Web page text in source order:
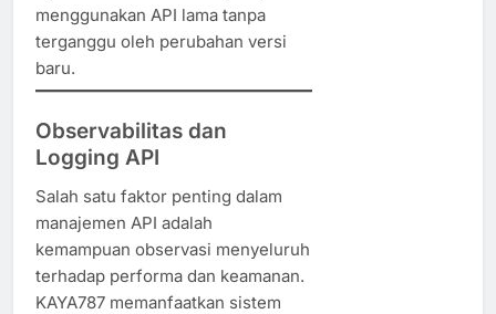
menggunakan API lama tanpa
terganggu oleh perubahan versi
baru.
Observabilitas dan
Logging API
Salah satu faktor penting dalam
manajemen API adalah
kemampuan observasi menyeluruh
terhadap performa dan keamanan.
KAYA787 memanfaatkan sistem